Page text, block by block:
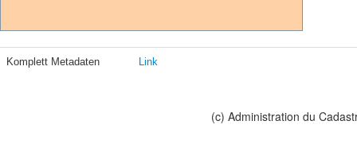
Komplett Metadaten Link
(c) Administration du